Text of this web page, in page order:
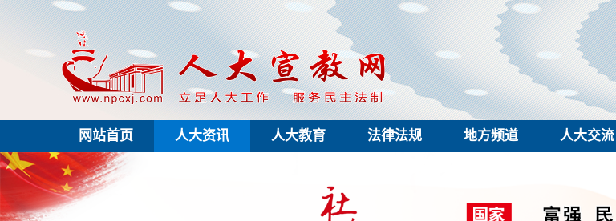
网站首页 人大资讯 人大教育 法律法规 地方频道 人大交流